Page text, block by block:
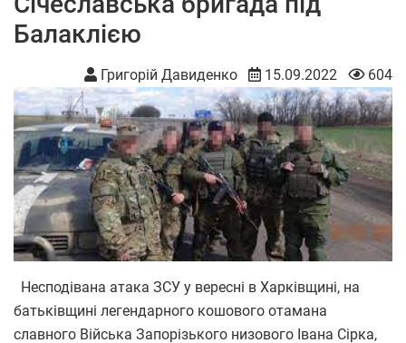
Балаклією
Григорій Давиденко 15.09.2022 604
Несподівана атака ЗСУ у вересні в Харківщині, на
батьківщині легендарного кошового отамана
славного Війська Запорізького низового Івана Сірка,